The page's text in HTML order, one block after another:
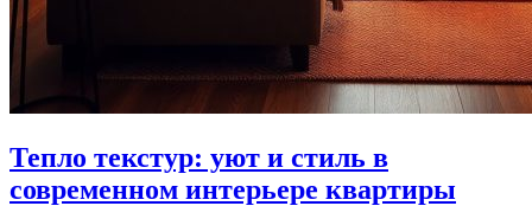
Тепло текстур: уют и стиль в
современном интерьере квартиры